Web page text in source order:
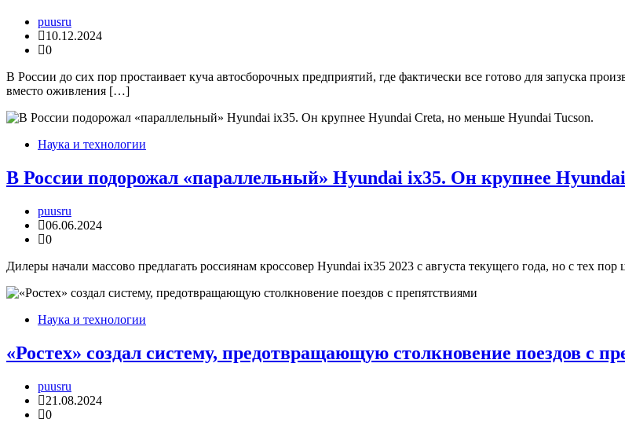
puusru
10.12.2024
0
В России до сих пор простаивает куча автосборочных предприятий, где фактически все готово для запуска
вместо оживления […]
Наука и технологии
В России подорожал «параллельный» Hyundai ix35. Он крупнее
puusru
06.06.2024
0
Дилеры начали массово предлагать россиянам кроссовер Hyundai ix35 2023 с августа текущего года, но с тех
Наука и технологии
«Ростех» создал систему, предотвращающую столкновение поездов с
puusru
21.08.2024
0